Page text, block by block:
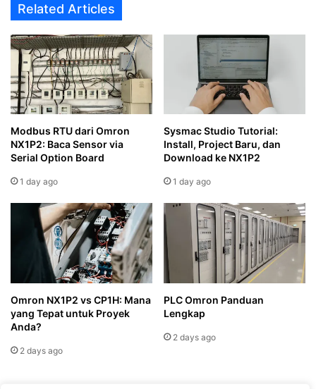
Related Articles
Modbus RTU dari Omron
NX1P2: Baca Sensor via
Serial Option Board
1 day ago
Sysmac Studio Tutorial:
Install, Project Baru, dan
Download ke NX1P2
1 day ago
Omron NX1P2 vs CP1H: Mana
yang Tepat untuk Proyek
Anda?
2 days ago
PLC Omron Panduan
Lengkap
2 days ago